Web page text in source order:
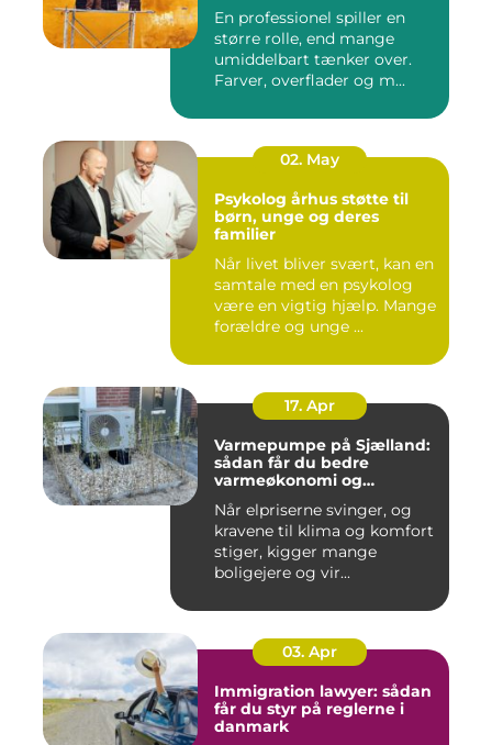
En professionel spiller en
større rolle, end mange
umiddelbart tænker over.
Farver, overflader og m...
02. May
Psykolog århus støtte til
børn, unge og deres
familier
Når livet bliver svært, kan en
samtale med en psykolog
være en vigtig hjælp. Mange
forældre og unge ...
17. Apr
Varmepumpe på Sjælland:
sådan får du bedre
varmeøkonomi og
Når elpriserne svinger, og
kravene til klima og komfort
stiger, kigger mange
boligejere og vir...
03. Apr
Immigration lawyer: sådan
får du styr på reglerne i
danmark